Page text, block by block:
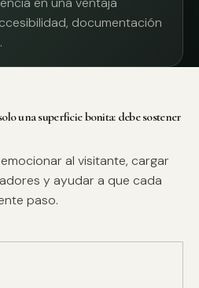
documentación
una superficie bonita: debe sostener
al visitante, cargar
y ayudar a que cada
paso.